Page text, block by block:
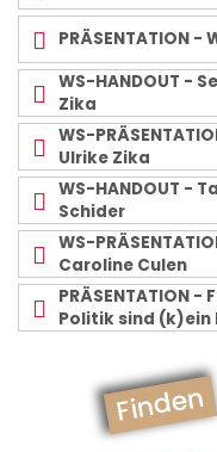
PRÄSENTATION
WS-HANDOUT -
Zika
WS-
Ulrike Zika
WS-HANDOUT -
Schider
WS-
Caroline Culen
PRÄSENTATION
Politik sind (k)ein
Finden